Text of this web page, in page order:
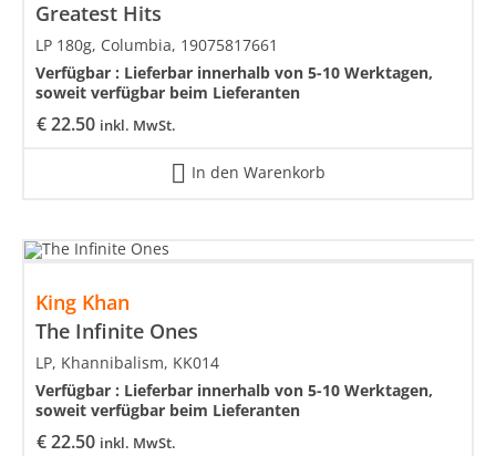
Greatest Hits
€22.50 inkl. MwSt.
LP 180g, Columbia, 19075817661
Verfügbar : Lieferbar innerhalb von 5-10 Werktagen,
soweit verfügbar beim Lieferanten
In den Warenkorb
King Khan
The Infinite Ones
€22.50 inkl. MwSt.
LP, Khannibalism, KK014
Verfügbar : Lieferbar innerhalb von 5-10 Werktagen,
soweit verfügbar beim Lieferanten